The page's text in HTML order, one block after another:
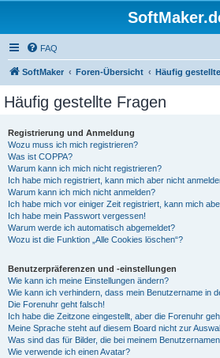
FAQ
SoftMaker Foren-Übersicht Häufig
Häufig gestellte Fragen
Registrierung und Anmeldung
Wozu muss ich mich registrieren?
Was ist COPPA?
Warum kann ich mich nicht registrieren?
Ich habe mich registriert, kann mich aber nicht
Warum kann ich mich nicht anmelden?
Ich habe mich vor einiger Zeit registriert, kann mich
Ich habe mein Passwort vergessen!
Warum werde ich automatisch abgemeldet?
Wozu ist die Funktion „Alle Cookies löschen“?
Benutzerpräferenzen und -einstellungen
Wie kann ich meine Einstellungen ändern?
Wie kann ich verhindern, dass mein Benutzername in
Die Forenuhr geht falsch!
Ich habe die Zeitzone eingestellt, aber die Forenuhr
Meine Sprache steht auf diesem Board nicht zur
Was sind das für Bilder, die bei meinem
Wie verwende ich einen Avatar?